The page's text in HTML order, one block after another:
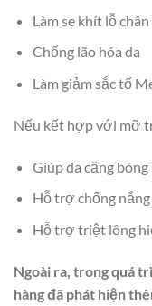
Làm se khít lỗ
Chống lão hóa da
Làm giảm sắc tố
Nếu kết hợp với mỡ
Giúp da căng
Hỗ trợ chống nắng
Hỗ trợ triệt lông
Ngoài ra, trong quá
hàng đã phát hiện